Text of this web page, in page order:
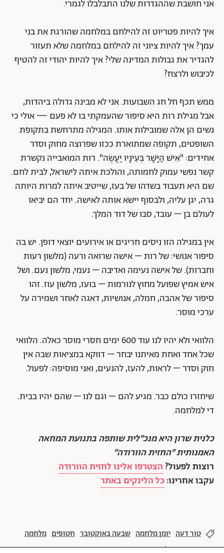
אני חושבת שההגדרות שלנו התבלבלו לגמרי.
איך להיות פטריוט זה להילחם במלחמה שהורגת את בני
עמך? איך להיות ציוני זה להילחם במלחמה שלא תעזור
להגדיר את גבולות המדינה שלי? איך להיות יהודי זה להטיף
לכיבוש ולרצח?
ממש תכף חל חג השבועות. אני לא מבינה גדולה ביהדות,
אבל מגילת רות היא סיפור שהעמקתי בו לא פעם — אולי כי
נשים הן אלה שמובילות אותו. המגילה מתרחשת בתקופת
השופטים, תקופה שמתוארת ככזו שפרוצה מחוק וסדר
אחידים: "אִישׁ הַיָּשָׁר בְּעֵינָיו יַעֲשֶׂה". רות המואבייה נקשרת
קשר נפשי עמוק לחמותה, והולכת איתה לישראל, לבית לחם.
שם היא תעבוד בשדהו של בעז, שייטיב איתה למרות היותה
גרה, יגן עליה, ולבסוף יישא אותה לאישה. יחד הם יביאו
לעולם בן – עובד, סבו של דוד המלך.
אין במגילה הזו ניסים חריגים או אירועים יוצאי דופן. יש בה
סיפור אנושי: של רות – אישה שרואה ורעה (מלשון רעות
וחברות). של אישה נעימה ואדיבה – נעמי, מלשון נעם. ושל
איש אמיץ שפועל מחוץ לנורמות – בועז, מלשון עוז. זהו
סיפור של אהבה, חמלה, אנושיות, דאגה לאחר ושמירה על
ערכי מוסר.
הלוואי ולא יהיו לנו עוד 600 ימים חסרי מוסר כאלה. הלוואי
שכל אחד ואחת מאיתנו יבחר – דווקא במציאות שבה אין
חוק וסדר – לראות, להעז, להנעים, ואני מוסיפה: לפעול.
שיחזרו כולם כבר. מגיע להם – וגם לנו – שהם יהיו בבית.
די למלחמה.
כלנית שרון היא מנכ"לית שותפה בתנועת המחאה
האמנותית "החזית הוורודה"
רוצות לפעול? הצטרפו אלינו לחזית הוורודה
עקבו אחרינו: כל הלינקים באתר
טור דעה יומן מלחמה שבעה באוקטובר חטופים מלחמה
חרבות ברזל